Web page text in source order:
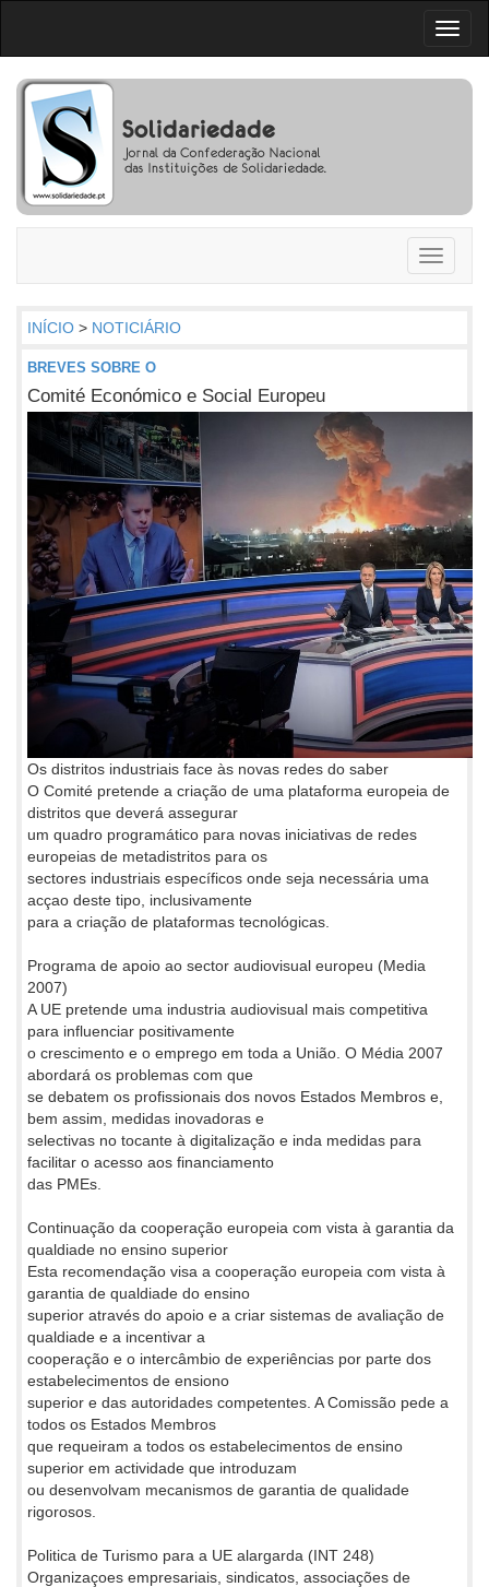
Toggle
INÍCIO > NOTICIÁRIO
BREVES SOBRE O
Comité Económico e Social Europeu
Os distritos industriais face às novas redes do saber
O Comité pretende a criação de uma plataforma europeia de
distritos que deverá assegurar
um quadro programático para novas iniciativas de redes
europeias de metadistritos para os
sectores industriais específicos onde seja necessária uma
acçao deste tipo, inclusivamente
para a criação de plataformas tecnológicas.
Programa de apoio ao sector audiovisual europeu (Media
2007)
A UE pretende uma industria audiovisual mais competitiva
para influenciar positivamente
o crescimento e o emprego em toda a União. O Média 2007
abordará os problemas com que
se debatem os profissionais dos novos Estados Membros e,
bem assim, medidas inovadoras e
selectivas no tocante à digitalização e inda medidas para
facilitar o acesso aos financiamento
das PMEs.
Continuação da cooperação europeia com vista à garantia da
qualdiade no ensino superior
Esta recomendação visa a cooperação europeia com vista à
garantia de qualdiade do ensino
superior através do apoio e a criar sistemas de avaliação de
qualdiade e a incentivar a
cooperação e o intercâmbio de experiências por parte dos
estabelecimentos de ensiono
superior e das autoridades competentes. A Comissão pede a
todos os Estados Membros
que requeiram a todos os estabelecimentos de ensino
superior em actividade que introduzam
ou desenvolvam mecanismos de garantia de qualidade
rigorosos.
Politica de Turismo para a UE alargarda (INT 248)
Organizaçoes empresariais, sindicatos, associações de